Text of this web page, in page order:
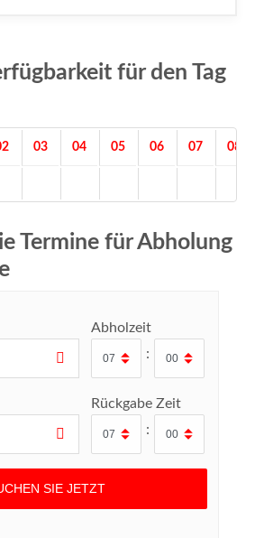
für den Tag
03 04 05 06 07 08
Termine für Abholung
Abholzeit
:
Rückgabe Zeit
: